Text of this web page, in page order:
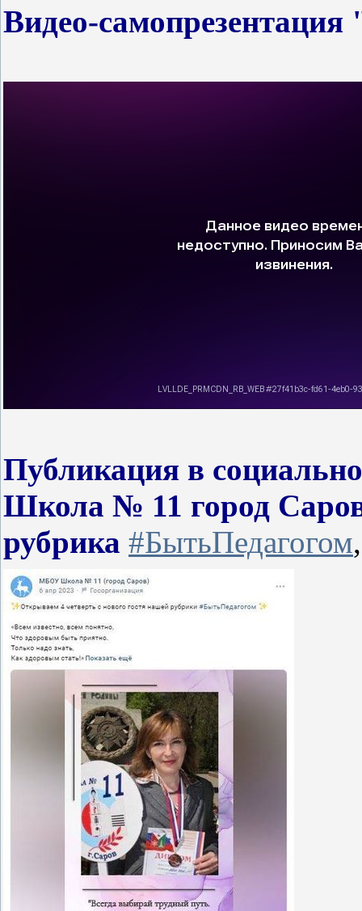
Видео-
Публикация в
Школа № 11 город
рубрика #БытьПедагогом